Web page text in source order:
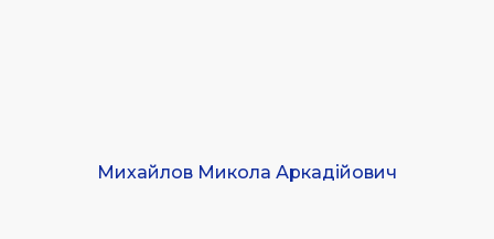
Михайлов Микола Аркадійович